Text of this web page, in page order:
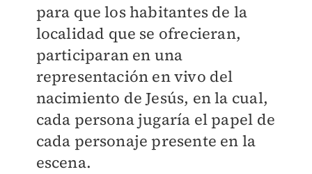
para que los habitantes de la
localidad que se ofrecieran,
participaran en una
representación en vivo del
nacimiento de Jesús, en la cual,
cada persona jugaría el papel de
cada personaje presente en la
escena.